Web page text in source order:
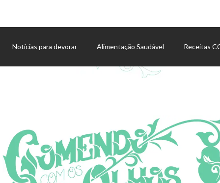
Notícias para devorar Alimentação Saudável Receitas